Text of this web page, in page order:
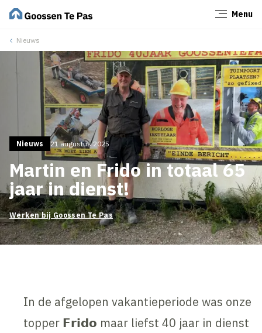
Menu
Nieuws
Nieuws 21 augustus 2025
Martin en Frido in totaal 65
jaar in dienst!
Werken bij Goossen Te Pas
In de afgelopen vakantieperiode was onze
topper 𝗙𝗿𝗶𝗱𝗼 maar liefst 40 jaar in dienst
Sluiten